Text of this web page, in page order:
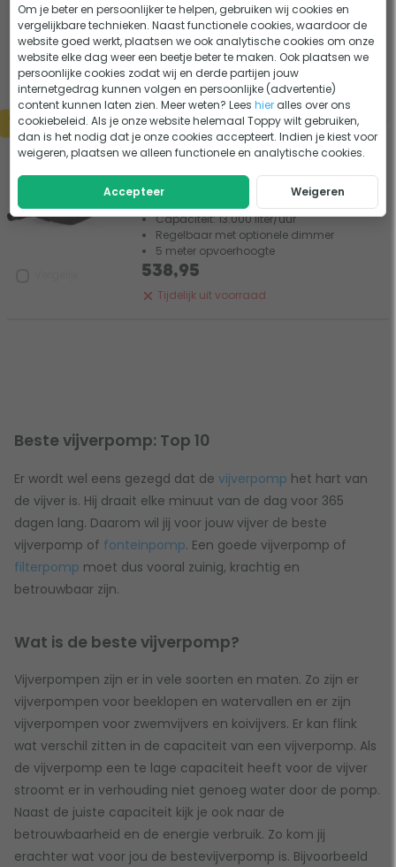
Vergelijk
Capaciteit: 10.000 liter/uur
Regelbaar
5,5 meter opvoerhoogte
Tijdelijk uit voorraad
242,95
Oase Aquamax Eco Premium 13000
2 beoordelingen
Capaciteit: 13.000 liter/uur
Regelbaar met optionele dimmer
5 meter opvoerhoogte
Tijdelijk uit voorraad
538,95
Beste vijverpomp: Top 10
Er wordt wel eens gezegd dat de vijverpomp het hart van
de vijver is. Hij draait elke minuut van de dag voor 365
dagen lang. Daarom wil jij voor jouw vijver de beste
vijverpomp of fonteinpomp. Een goede vijverpomp of
filterpomp moet dus vooral zuinig, krachtig en
betrouwbaar zijn.
Wat is de beste vijverpomp?
Vijverpompen zijn er in vele soorten en maten. Zo zijn er
vijverpompen voor beeklopen en watervallen en er zijn
vijverpompen voor zwemvijvers en koivijvers. Er kan flink
wat verschil zitten in de capaciteit van een vijverpomp. Als
de vijverpomp een te lage capaciteit heeft voor de vijver
stroomt er in verhouding niet genoeg water door de pomp.
Naast de juiste capaciteit kijk je ook naar de
betrouwbaarheid en de energie verbruik. Zo kom jij
erachter wat voor jou de bestevijverpomp is. Bijvoorbeeld
Om je beter en persoonlijker te helpen, gebruiken wij cookies en
vergelijkbare technieken. Naast functionele cookies, waardoor de
website goed werkt, plaatsen we ook analytische cookies om onze
website elke dag weer een beetje beter te maken. Ook plaatsen we
persoonlijke cookies zodat wij en derde partijen jouw
internetgedrag kunnen volgen en persoonlijke (advertentie)
content kunnen laten zien. Meer weten? Leeshier alles over ons
cookiebeleid. Als je onze website helemaal Toppy wilt gebruiken,
dan is het nodig dat je onze cookies accepteert. Indien je kiest voor
weigeren, plaatsen we alleen functionele en analytische cookies.
Accepteer Weigeren